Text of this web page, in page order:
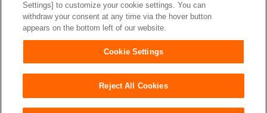
お問い合わせ サイトマップ ウェブサイト利用規約
プライバシーポリシー 障がいの表記について
Settings] to customize your cookie settings. You can
withdraw your consent at any time via the hover button
appears on the bottom left of our website.
Cookie Settings
Reject All Cookies